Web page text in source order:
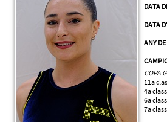
DATA
DATA
ANY
COPA
11a
4a
6a
7a